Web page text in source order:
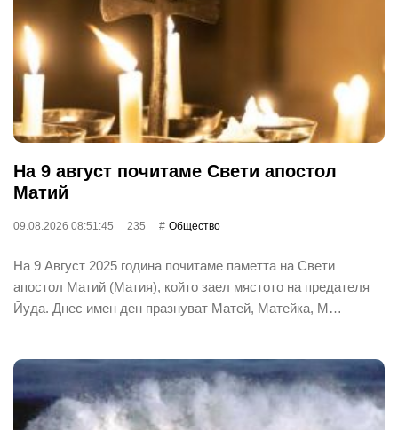
На 9 август почитаме Свети апостол
Матий
09.08.2026 08:51:45 235 Общество
На 9 Август 2025 година почитаме паметта на Свети
апостол Матий (Матия), който заел мястото на предателя
Йуда. Днес имен ден празнуват Матей, Матейка, М…